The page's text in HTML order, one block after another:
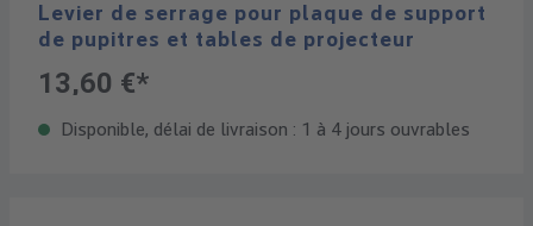
Levier de serrage pour plaque de support
de pupitres et tables de projecteur
13,60 €*
Disponible, délai de livraison : 1 à 4 jours ouvrables